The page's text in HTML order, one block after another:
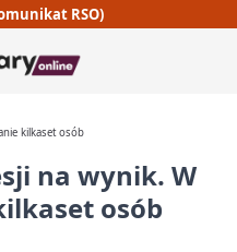
RSO)
kilkaset osób
na wynik. W
osób